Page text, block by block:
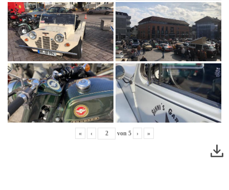
« ‹ von 5 › »